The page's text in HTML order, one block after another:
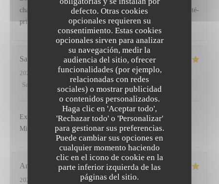
defecto. Otras cookies
opcionales requieren su
consentimiento. Estas cookies
opcionales sirven para analizar
su navegación, medir la
audiencia del sitio, ofrecer
funcionalidades (por ejemplo,
relacionadas con redes
sociales) o mostrar publicidad
o contenidos personalizados.
Haga clic en 'Aceptar todo',
'Rechazar todo' o 'Personalizar'
para gestionar sus preferencias.
Puede cambiar sus opciones en
cualquier momento haciendo
clic en el icono de cookie en la
parte inferior izquierda de las
páginas del sitio.
chaleureux.Nous avons pris le menu du Dej, bon rapport qualité-
prix. Nous reviendrons pour la carte.
Sandrine
2026-07-19
- 12:30 - Invitados 2
Servicio
Ambiente: Calidad / Precio
Excellent déjeuner,service impeccable Mérite sa place au
Michelin . Très bon moment
Andrew
2026-07-18
- 13:00 - Invitados 2